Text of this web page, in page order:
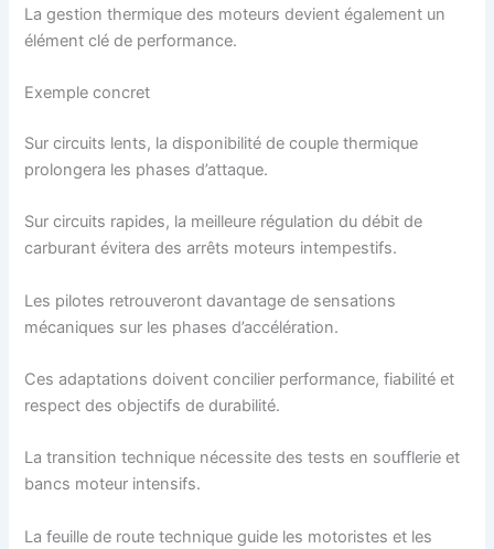
La gestion thermique des moteurs devient également un
élément clé de performance.
Exemple concret
Sur circuits lents, la disponibilité de couple thermique
prolongera les phases d’attaque.
Sur circuits rapides, la meilleure régulation du débit de
carburant évitera des arrêts moteurs intempestifs.
Les pilotes retrouveront davantage de sensations
mécaniques sur les phases d’accélération.
Ces adaptations doivent concilier performance, fiabilité et
respect des objectifs de durabilité.
La transition technique nécessite des tests en soufflerie et
bancs moteur intensifs.
La feuille de route technique guide les motoristes et les